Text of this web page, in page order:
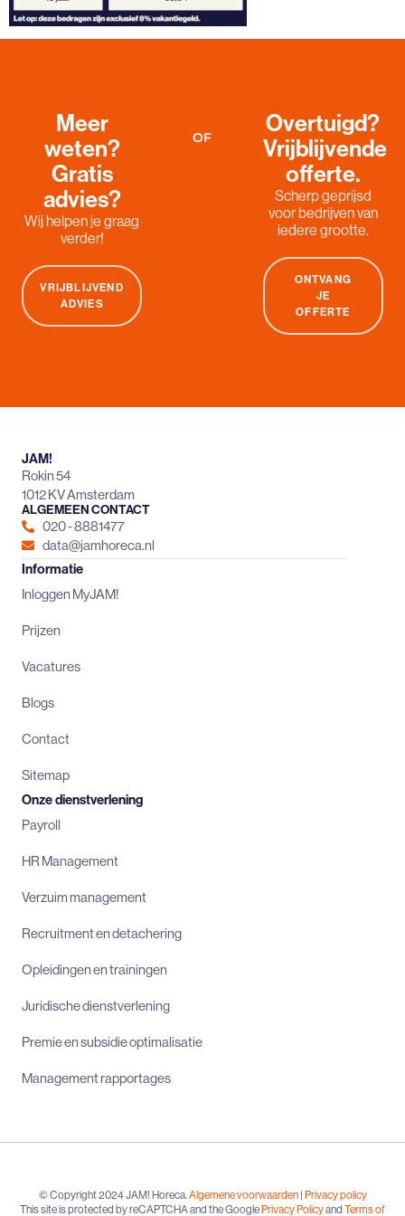
Meer
weten?
Gratis
advies?
Wij helpen je graag
verder!
VRIJBLIJVEND
ADVIES
OF
Overtuigd?
Vrijblijvende
offerte.
Scherp geprijsd
voor bedrijven van
iedere grootte.
ONTVANG
JE
OFFERTE
JAM!
Rokin 54
1012 KV Amsterdam
ALGEMEEN CONTACT
020 - 8881477
data@jamhoreca.nl
Informatie
Inloggen MyJAM!
Prijzen
Vacatures
Blogs
Contact
Sitemap
Onze dienstverlening
Payroll
HR Management
Verzuim management
Recruitment en detachering
Opleidingen en trainingen
Juridische dienstverlening
Premie en subsidie optimalisatie
Management rapportages
© Copyright 2024 JAM! Horeca.Algemene voorwaarden| Privacy policy
This site is protected by reCAPTCHA and the Google Privacy Policyand Terms of